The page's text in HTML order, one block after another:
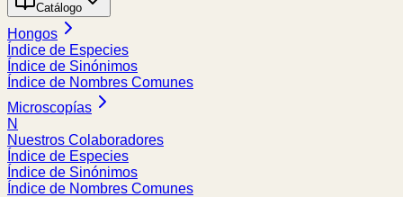
Catálogo
Hongos
Índice de Especies
Índice de Sinónimos
Índice de Nombres Comunes
Microscopías
N
Nuestros Colaboradores
Índice de Especies
Índice de Sinónimos
Índice de Nombres Comunes